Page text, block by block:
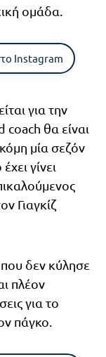
ομάδα.
Instagram
για την
coach θα είναι
μία σεζόν
γίνει
Γιαγκίζ
δεν κύλησε
πλέον
για το
πάγκο.